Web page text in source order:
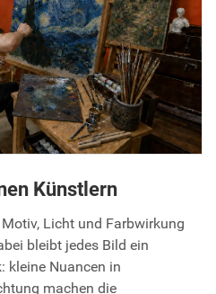
Künstlern
Licht und Farbwirkung
bleibt jedes Bild ein
kleine Nuancen in
machen die